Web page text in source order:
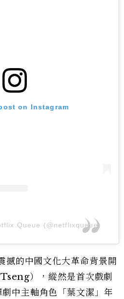
on Instagram
Queue (@netflixqueue)
撼的中國文化大革命背景開
），縱然是首次戲劇
中主軸角色「葉文潔」年